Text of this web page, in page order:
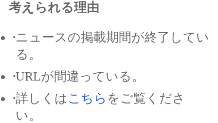
考えられる理由
ニュースの掲載期間が終了してい
る。
URLが間違っている。
詳しくは こちら をご覧くださ
い。